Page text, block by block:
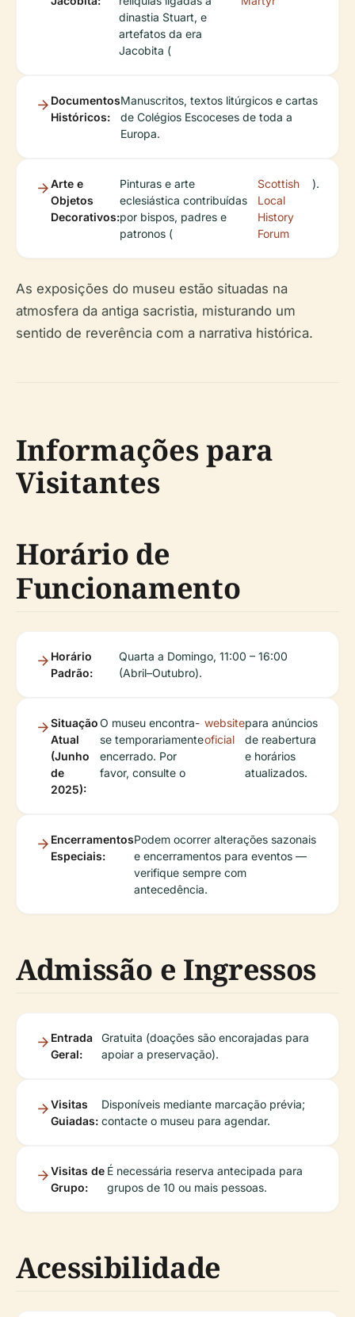
dinastia Stuart, e
artefatos da era
Jacobita (
Documentos
Históricos:
Manuscritos, textos litúrgicos e cartas
de Colégios Escoceses de toda a
Europa.
Arte e
Objetos
Decorativos:
Pinturas e arte
eclesiástica contribuídas
por bispos, padres e
patronos (
Scottish
Local
History
Forum
).
As exposições do museu estão situadas na
atmosfera da antiga sacristia, misturando um
sentido de reverência com a narrativa histórica.
Informações para
Visitantes
Horário de
Funcionamento
Horário
Padrão:
Quarta a Domingo, 11:00 – 16:00
(Abril–Outubro).
Situação
Atual
(Junho
de
2025):
O museu encontra-
se temporariamente
encerrado. Por
favor, consulte o
website
oficial
para anúncios
de reabertura
e horários
atualizados.
Encerramentos
Especiais:
Podem ocorrer alterações sazonais
e encerramentos para eventos —
verifique sempre com
antecedência.
Admissão e Ingressos
Entrada
Geral:
Gratuita (doações são encorajadas para
apoiar a preservação).
Visitas
Guiadas:
Disponíveis mediante marcação prévia;
contacte o museu para agendar.
Visitas de
Grupo:
É necessária reserva antecipada para
grupos de 10 ou mais pessoas.
Acessibilidade